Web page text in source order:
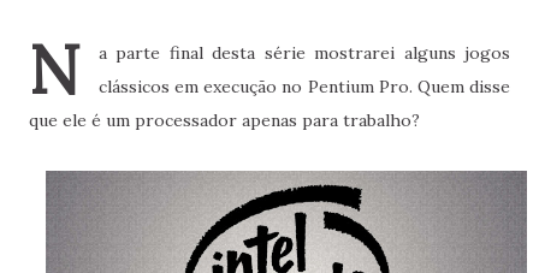
N
a parte final desta série mostrarei alguns jogos
clássicos em execução no Pentium Pro. Quem disse
que ele é um processador apenas para trabalho?